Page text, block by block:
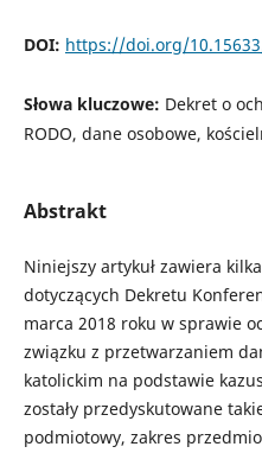
DOI: https://doi.org/
Słowa kluczowe: Dekret o
RODO, dane osobowe,
Abstrakt
Niniejszy artykuł zawiera
dotyczących Dekretu
marca 2018 roku w sprawie
związku z przetwarzaniem
katolickim na podstawie
zostały przedyskutowane
podmiotowy, zakres